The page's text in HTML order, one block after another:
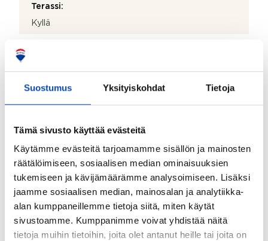
Suostumus Yksityiskohdat Tietoja
Tämä sivusto käyttää evästeitä
Käytämme evästeitä tarjoamamme sisällön ja mainosten
räätälöimiseen, sosiaalisen median ominaisuuksien
tukemiseen ja kävijämäärämme analysoimiseen. Lisäksi
jaamme sosiaalisen median, mainosalan ja analytiikka-
alan kumppaneillemme tietoja siitä, miten käytät
sivustoamme. Kumppanimme voivat yhdistää näitä
tietoja muihin tietoihin, joita olet antanut heille tai joita on
Terassi:
Kyllä
Kohteessa on satelliittiantenni:
Kohteen yleiskunto:
Hyvä
Kohde myydään kalustettuna: